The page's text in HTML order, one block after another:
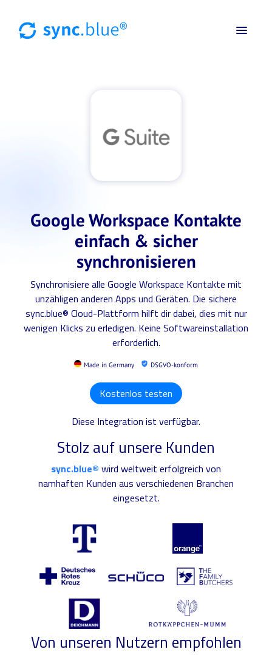
Google Workspace Kontakte
einfach & sicher
synchronisieren
Synchronisiere alle Google Workspace Kontakte mit
unzähligen anderen Apps und Geräten. Die sichere
sync.blue® Cloud-Plattform hilft dir dabei, dies mit nur
wenigen Klicks zu erledigen. Keine Softwareinstallation
erforderlich.
Made in Germany DSGVO-konform
Kostenlos testen
Diese Integration ist verfügbar.
Stolz auf unsere Kunden
sync.blue® wird weltweit erfolgreich von
namhaften Kunden aus verschiedenen Branchen
eingesetzt.
Von unseren Nutzern empfohlen